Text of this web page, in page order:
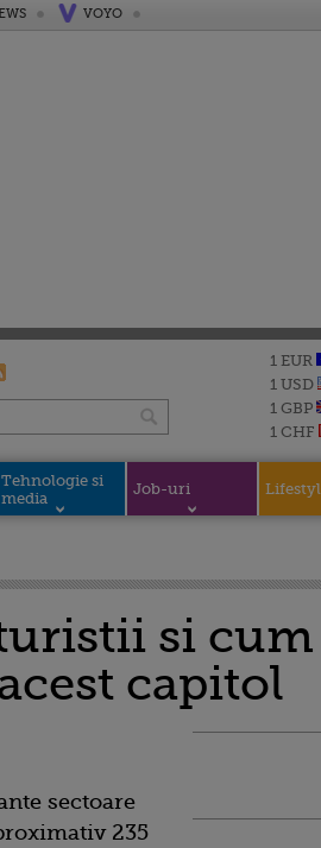
VOYO
1 EUR
1 USD
1 GBP
1 CHF
Tehnologie si
media
Job-uri
si cum
capitol
sectoare
235